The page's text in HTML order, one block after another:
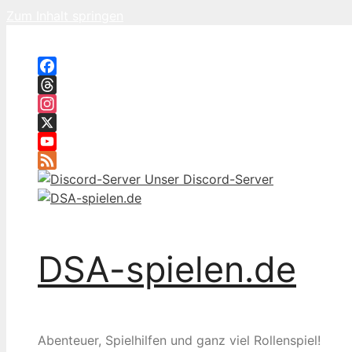
Facebook
Threads
Instagram
X
YouTube
Feed
Unser Discord-Server
DSA-spielen.de
Abenteuer, Spielhilfen und ganz viel Rollenspiel!